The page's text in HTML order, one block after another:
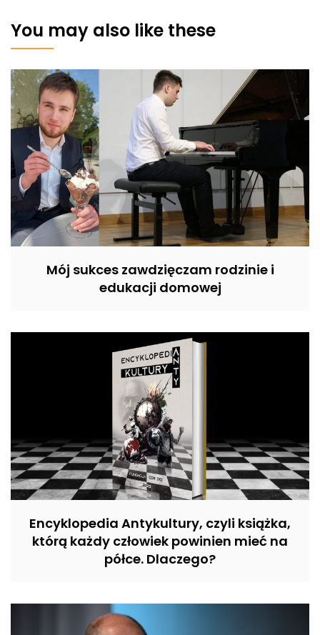
You may also like these
Mój sukces zawdzięczam rodzinie i
edukacji domowej
Encyklopedia Antykultury, czyli książka,
którą każdy człowiek powinien mieć na
półce. Dlaczego?